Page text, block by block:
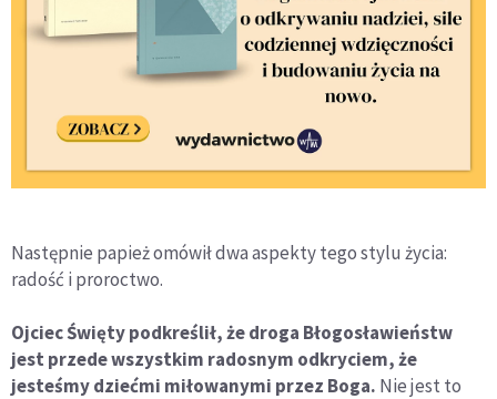
Następnie papież omówił dwa aspekty tego stylu życia:
radość i proroctwo.
Ojciec Święty podkreślił, że droga Błogosławieństw
jest przede wszystkim radosnym odkryciem, że
jesteśmy dziećmi miłowanymi przez Boga. Nie jest to